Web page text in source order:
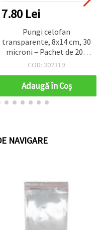
7.80 Lei
Pungi celofan
transparente, 8x14 cm, 30
microni – Pachet de 200
bucăți
COD: 302319
Adaugă în Coş
NAVIGARE